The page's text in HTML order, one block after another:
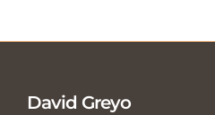
David Greyo